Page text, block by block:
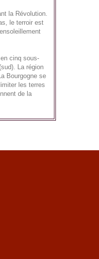
la Révolution.
le terroir est
cinq sous-
La région
Bourgogne se
les terres
de la